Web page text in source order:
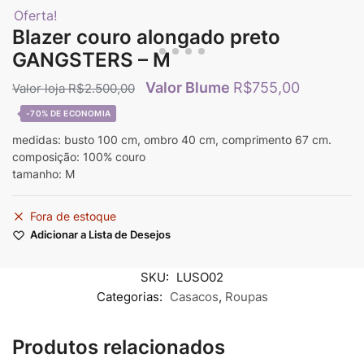
Oferta!
Blazer couro alongado preto
GANGSTERS – M
R$2.500,00 R$755,00
-70%
medidas: busto 100 cm, ombro 40 cm, comprimento 67 cm.
composição: 100% couro
tamanho: M
Fora de estoque
Adicionar a Lista de Desejos
SKU: LUSO02
Categorias: Casacos, Roupas
Produtos relacionados